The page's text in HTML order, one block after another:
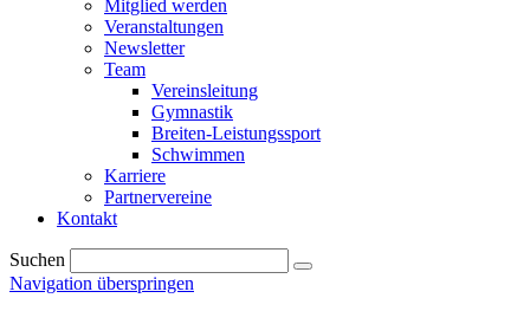
Mitglied werden
Veranstaltungen
Newsletter
Team
Vereinsleitung
Gymnastik
Breiten-Leistungssport
Schwimmen
Karriere
Partnervereine
Kontakt
Suchen
Navigation überspringen